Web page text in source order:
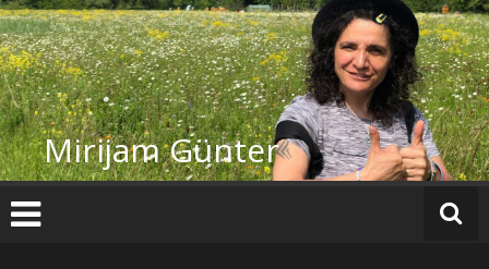
Zum
Inhalt
springen
Mirijam Günter